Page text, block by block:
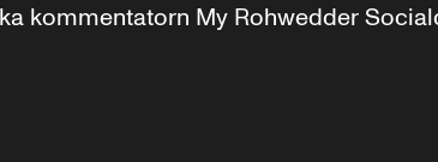
kommentatorn My Rohwedder